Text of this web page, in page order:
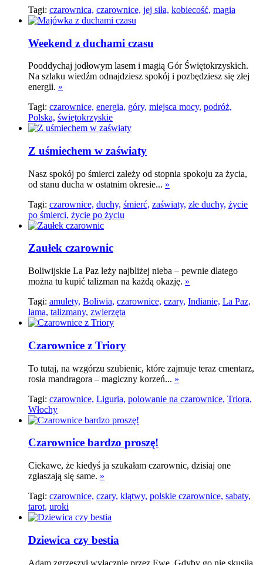
Tagi: czarownica, czarownice, jej siła, kobiecość, magia
Weekend z duchami czasu
Pooddychaj jodłowym lasem i magią Gór Świętokrzyskich.
Na szlaku wiedźm odnajdziesz spokój i pozbędziesz się złej
energii. »
Tagi: czarownice, energia, góry, miejsca mocy, podróż,
Polska, świętokrzyskie
Z uśmiechem w zaświaty
Nasz spokój po śmierci zależy od stopnia spokoju za życia,
od stanu ducha w ostatnim okresie... »
Tagi: czarownice, duchy, śmierć, zaświaty, złe duchy, życie
po śmierci, życie po życiu
Zaułek czarownic
Boliwijskie La Paz leży najbliżej nieba – pewnie dlatego
można tu kupić talizman na każdą okazję. »
Tagi: amulety, Boliwia, czarownice, czary, Indianie, La Paz,
lama, talizmany, zwierzęta
Czarownice z Triory
To tutaj, na wzgórzu szubienic, które zajmuje teraz cmentarz,
rosła mandragora – magiczny korzeń... »
Tagi: czarownice, Liguria, polowanie na czarownice, Triora,
Włochy
Czarownice bardzo proszę!
Ciekawe, że kiedyś ja szukałam czarownic, dzisiaj one
zgłaszają się same. »
Tagi: czarownice, czary, klątwy, polskie czarownice, sabaty,
tarot, uroki
Dziewica czy bestia
Adam zgrzeszył wyłącznie przez Ewę. Gdyby go nie skusiła,